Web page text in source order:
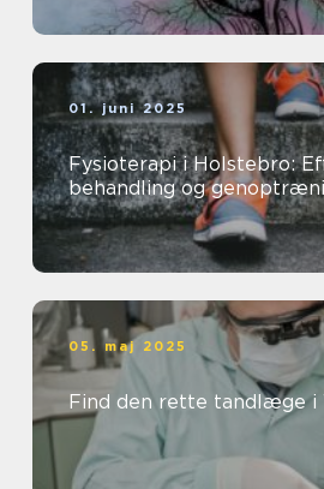
01. juni 2025
Fysioterapi i Holstebro:
behandling og
05. maj 2025
Find den rette tandlæge i